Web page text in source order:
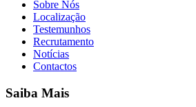
Sobre Nós
Localização
Testemunhos
Recrutamento
Notícias
Contactos
Saiba Mais